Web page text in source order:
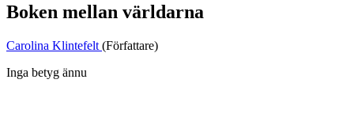
Boken mellan världarna
Carolina Klintefelt (Författare)
Inga betyg ännu